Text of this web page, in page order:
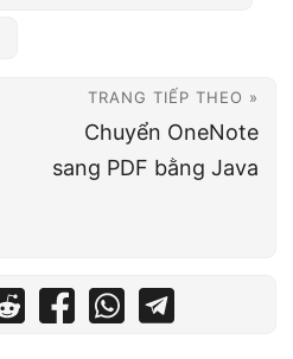
TRANG TIẾP THEO »
Chuyển OneNote
sang PDF bằng Java